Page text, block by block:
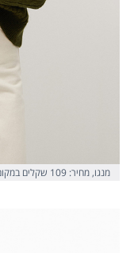
מנגו, מחיר: 109 שקלים במקום 219 (צילום: יח"צ חו"ל)